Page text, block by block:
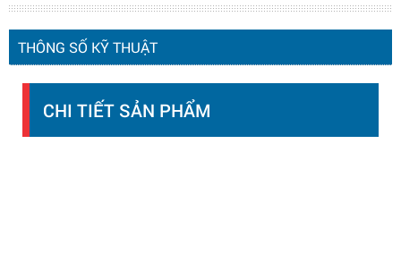
THÔNG SỐ KỸ THUẬT
CHI TIẾT SẢN PHẨM